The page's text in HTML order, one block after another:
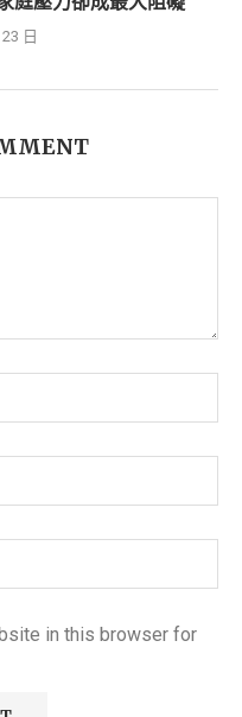
日
in this browser for